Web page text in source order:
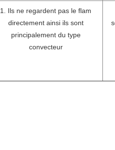
1. Ils ne regardent pas le flam
directement ainsi ils sont
principalement du type
convecteur